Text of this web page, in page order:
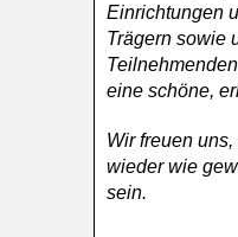
Einrichtungen
Trägern sowie
eine schöne,
Wir freuen
wieder wie
sein.